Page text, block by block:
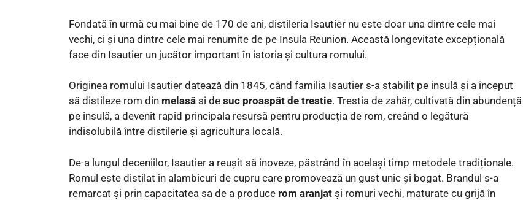
Fondată în urmă cu mai bine de 170 de ani, distileria Isautier nu este doar una dintre cele mai
vechi, ci și una dintre cele mai renumite de pe Insula Reunion. Această longevitate excepțională
face din Isautier un jucător important în istoria și cultura romului.
Originea romului Isautier datează din 1845, când familia Isautier s-a stabilit pe insulă și a început
să distileze rom din melasă si de suc proaspăt de trestie. Trestia de zahăr, cultivată din abundență
pe insulă, a devenit rapid principala resursă pentru producția de rom, creând o legătură
indisolubilă între distilerie și agricultura locală.
De-a lungul deceniilor, Isautier a reușit să inoveze, păstrând în același timp metodele tradiționale.
Romul este distilat în alambicuri de cupru care promovează un gust unic și bogat. Brandul s-a
remarcat și prin capacitatea sa de a produce rom aranjat și romuri vechi, maturate cu grijă în